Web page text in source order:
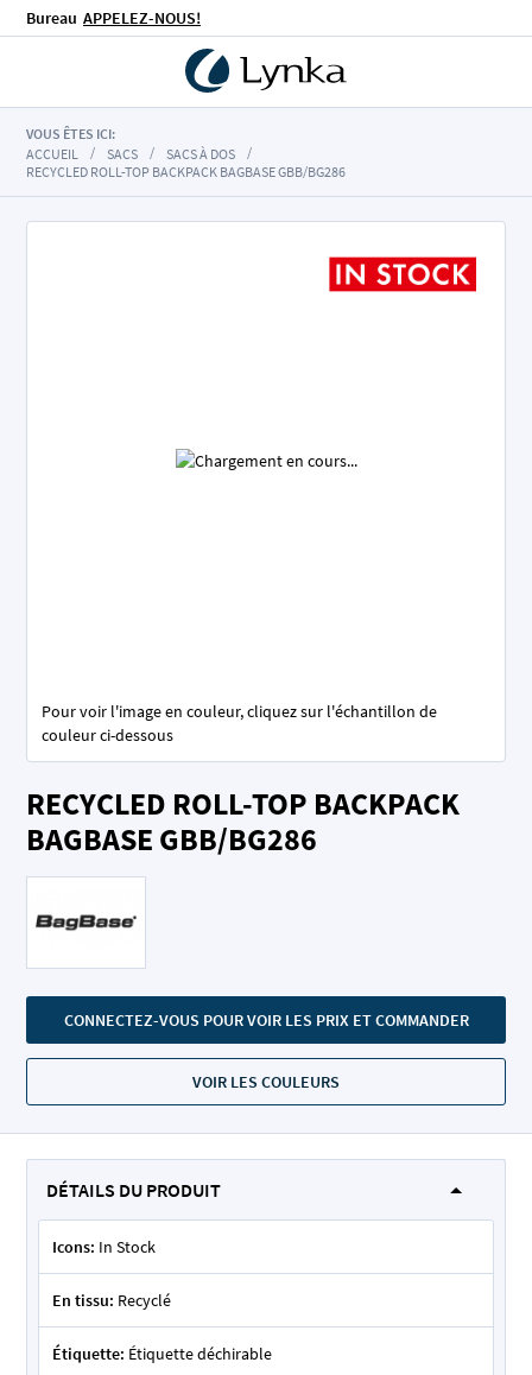
Bureau APPELEZ-NOUS!
VOUS ÊTES ICI:
ACCUEIL
SACS
SACS À DOS
RECYCLED ROLL-TOP BACKPACK BAGBASE GBB/BG286
RECYCLED ROLL-TOP BACKPACK
BAGBASE GBB/BG286
CONNECTEZ-VOUS POUR VOIR LES PRIX ET COMMANDER
VOIR LES COULEURS
Pour voir l'image en couleur, cliquez sur l'échantillon de
couleur ci-dessous
to
the
beginning
images
gallery
DÉTAILS DU PRODUIT
Icons: In Stock
En tissu: Recyclé
Étiquette: Étiquette déchirable